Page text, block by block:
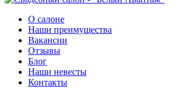
О салоне
Наши преимущества
Вакансии
Отзывы
Блог
Наши невесты
Контакты